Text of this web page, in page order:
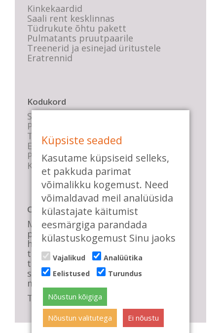
Kinkekaardid
Saali rent kesklinnas
Tüdrukute õhtu pakett
Pulmatants pruutpaarile
Treenerid ja esinejad üritustele
Eratrennid
Kodukord
Stuudio sisekord
Privaatsustingimused
Tasemete kirjeldused
E-poe tingimused
Parkimise info
KKK
Casa de Baile
Me pühendume lõbusale olemisele,
positiivsele seltskonnale ja
huvitavatele ning kasulikele
tantsudele. Kui mõnes meie
talveõhtuses trennis tuled kustutada,
siis vaatab vastu säravate silmade
meri, mis näitab, et oleme õigel teel!
Tule ka sina meie sekka.
Küpsiste seaded
Kasutame küpsiseid selleks,
et pakkuda parimat
võimalikku kogemust. Need
võimaldavad meil analüüsida
külastajate käitumist
eesmärgiga parandada
külastuskogemust Sinu jaoks
Vajalikud
Analüütika
Eelistused
Turundus
Nõustun kõigiga
Nõustun valitutega Ei nõustu